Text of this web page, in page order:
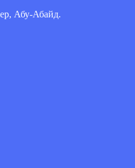
Абу-Абайд.